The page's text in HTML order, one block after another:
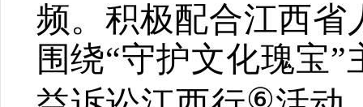
频。积极配合江西省
围绕“守护文化瑰宝”
⑥